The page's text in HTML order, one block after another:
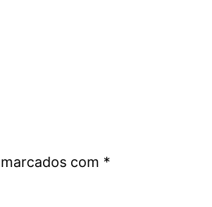
com *